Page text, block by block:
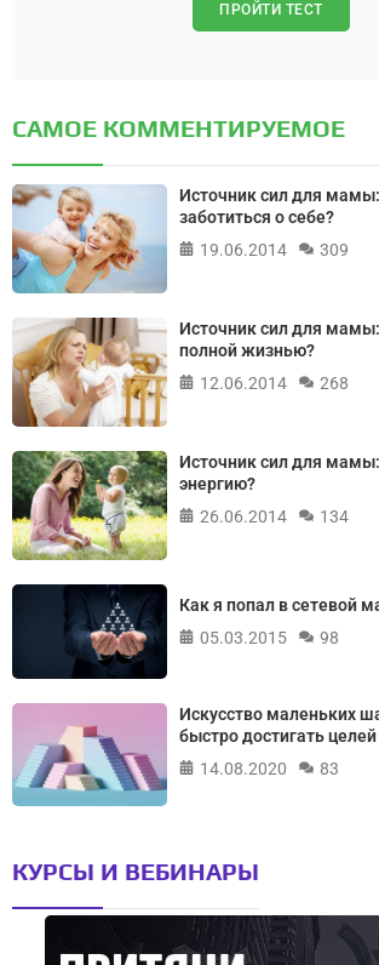
ПРОЙТИ ТЕСТ
САМОЕ КОММЕНТИРУЕМОЕ
Источник сил для
заботиться о себе?
19.06.2014
309
Источник сил для
полной жизнью?
12.06.2014
268
Источник сил для
энергию?
26.06.2014
134
Как я попал в сетевой
05.03.2015
98
Искусство маленьких
быстро достигать целей
14.08.2020
83
КУРСЫ И ВЕБИНАРЫ